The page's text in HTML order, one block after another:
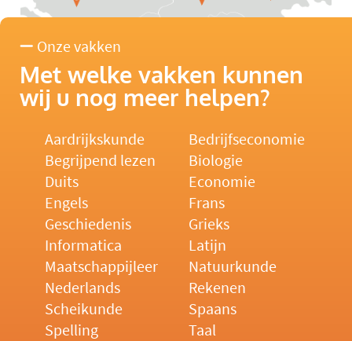
Onze vakken
Met welke vakken kunnen
wij u nog meer helpen?
Aardrijkskunde
Bedrijfseconomie
Begrijpend lezen
Biologie
Duits
Economie
Engels
Frans
Geschiedenis
Grieks
Informatica
Latijn
Maatschappijleer
Natuurkunde
Nederlands
Rekenen
Scheikunde
Spaans
Spelling
Taal